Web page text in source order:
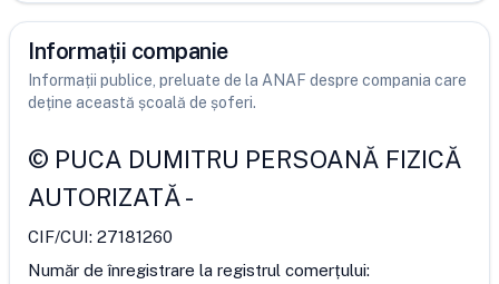
Informații companie
Informații publice, preluate de la ANAF despre compania care
deține această școală de șoferi.
© PUCA DUMITRU PERSOANĂ FIZICĂ
AUTORIZATĂ-
CIF/CUI: 27181260
Număr de înregistrare la registrul comerțului: